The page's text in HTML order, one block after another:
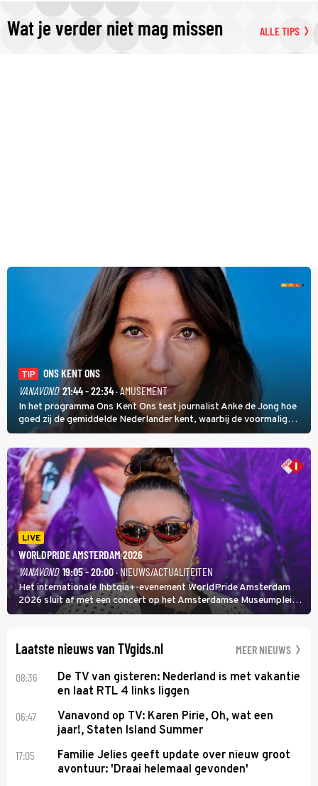
Wat je verder niet mag missen ALLE TIPS
TIP
ONS KENT ONS
VANAVOND 21:44 - 22:34· AMUSEMENT
In het programma Ons Kent Ons test journalist Anke de Jong hoe
goed zij de gemiddelde Nederlander kent, waarbij de voormalig
hoofdredacteur van modebladen Glamour en Elle het samen met
rapper Keizer opneemt tegen Edson da Graça en Marc-Marie
Huijbregts.
LIVE
WORLDPRIDE AMSTERDAM 2026
VANAVOND 19:05 - 20:00· NIEUWS/ACTUALITEITEN
Het internationale lhbtqia+-evenement WorldPride Amsterdam
2026 sluit af met een concert op het Amsterdamse Museumplein.
Anita Doth is een van de optredende artiesten. In de jaren 90
Laatste nieuws van TVgids.nl MEER NIEUWS
08:36
De TV van gisteren: Nederland is met vakantie
en laat RTL 4 links liggen
06:47
Vanavond op TV: Karen Pirie, Oh, wat een
jaar!, Staten Island Summer
17:05
Familie Jelies geeft update over nieuw groot
avontuur: 'Draai helemaal gevonden'